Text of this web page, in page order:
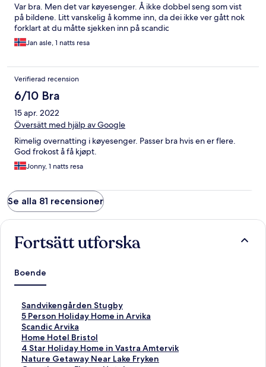
Var bra. Men det var køyesenger. Å ikke dobbel seng som vist
på bildene. Litt vanskelig å komme inn, da dei ikke ver gått nok
forklart at du måtte sjekken inn på scandic
Jan asle, 1 natts resa
Verifierad recension
6/10 Bra
15 apr. 2022
Översätt med hjälp av Google
Rimelig overnatting i køyesenger. Passer bra hvis en er flere.
God frokost å få kjøpt.
Jonny, 1 natts resa
Se alla 81 recensioner
Fortsätt utforska
Boende
Sandvikengården Stugby
L
ä
n
k
t
i
5 Person Holiday Home in Arvika
L
ä
n
k
t
Scandic Arvika
L
ä
n
k
Home Hotel Bristol
L
ä
n
4 Star Holiday Home in Vastra Amtervik
L
ä
Nature Getaway Near Lake Fryken
L